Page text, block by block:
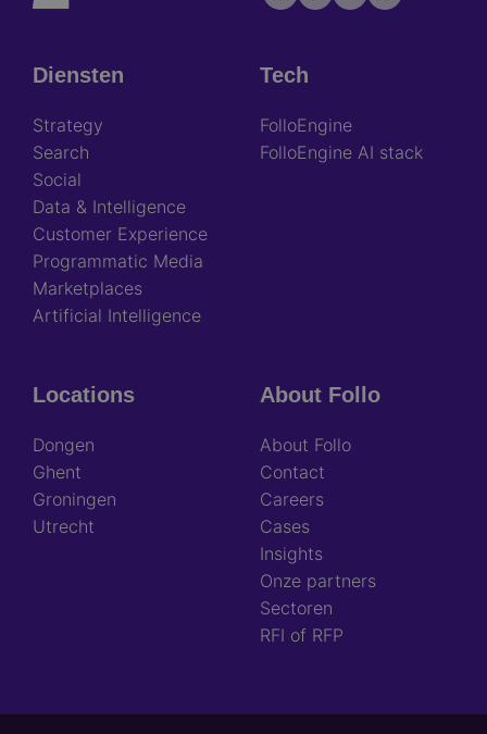
socials
Footer
Diensten
Strategy
Search
Social
Data & Intelligence
Customer Experience
Programmatic Media
Marketplaces
Artificial Intelligence
Tech
FolloEngine
FolloEngine AI stack
Locations
Dongen
Ghent
Groningen
Utrecht
About Follo
About Follo
Contact
Careers
Cases
Insights
Onze partners
Sectoren
RFI of RFP